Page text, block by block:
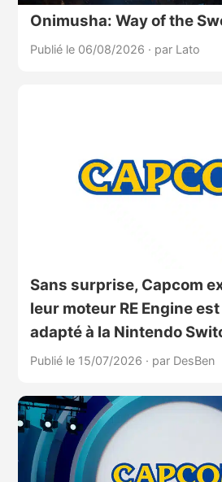
Onimusha: Way of the
Publié le 06/08/2026 · par Lato
Sans surprise, Capcom
leur moteur RE Engine
adapté à la Nintendo
Publié le 15/07/2026 · par DesBen